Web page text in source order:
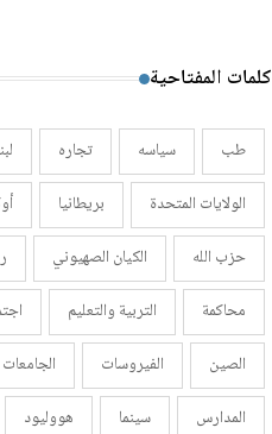
كلمات المفتاحية
طب سياسه تجاره
الولايات المتحدة
بريطانيا
حزب الله
الكيان الصهيوني
محاكمة
التربية والتعليم
الصين
الفيروسات
الجامعات
المدارس
سينما هووليود